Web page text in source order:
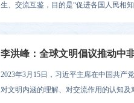
生、交流互鉴，目的是“促进各国人民相
李洪峰：全球文明倡议推动中
2023年3月15日，习近平主席在中国共产
对文明内涵的理解、对交流作用的认知